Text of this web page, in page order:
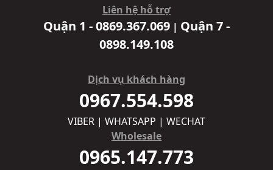
Liên hệ hỗ trợ
Quận 1 - 0869.367.069 | Quận 7 -
0898.149.108
Dịch vụ khách hàng
0967.554.598
VIBER | WHATSAPP | WECHAT
Wholesale
0965.147.773